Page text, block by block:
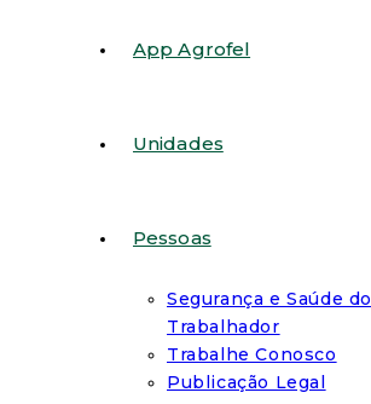
App Agrofel
Unidades
Pessoas
Segurança e Saúde do
Trabalhador
Trabalhe Conosco
Publicação Legal